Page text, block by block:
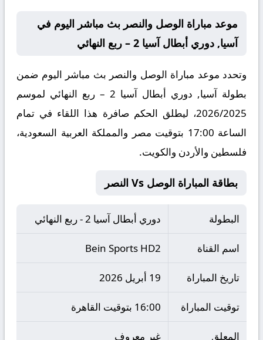
موعد مباراة الوصل والنصر بث مباشر اليوم في
آسيا, دوري أبطال آسيا 2 – ربع النهائي
وتحدد موعد مباراة الوصل والنصر بث مباشر اليوم ضمن
بطولة آسيا, دوري أبطال آسيا 2 – ربع النهائي لموسم
2026/2025، ليطلق الحكم صافرة هذا اللقاء في تمام
الساعة 17:00 بتوقيت مصر والمملكة العربية السعودية،
فلسطين والأردن والكويت.
بطاقة المباراة الوصل Vs النصر
البطولة دوري أبطال آسيا 2 - ربع النهائي
اسم القناة Bein Sports HD2
تاريخ المباراة 19 أبريل 2026
توقيت المباراة 16:00 بتوقيت القاهرة
المعلق غير معروف